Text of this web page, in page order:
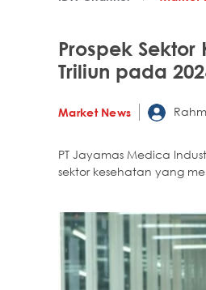
Prospek
Triliun pada
Market News
PT Jayamas Medica
sektor kesehatan yang